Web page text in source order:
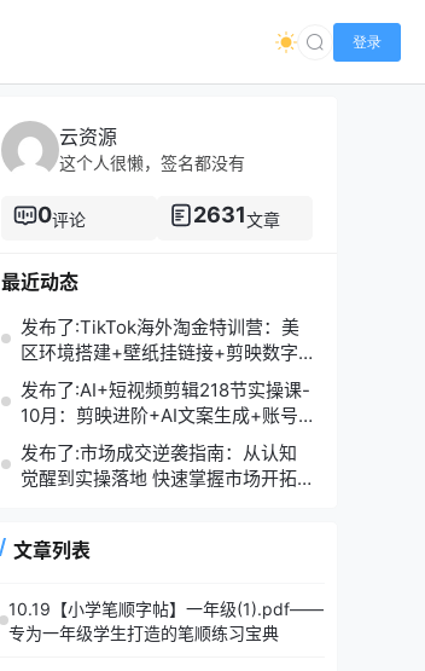
登录
云资源
这个人很懒，签名都没有
0评论 2631文章
最近动态
发布了:TikTok海外淘金特训营：美
区环境搭建+壁纸挂链接+剪映数字
人，月入1.5万
发布了:AI+短视频剪辑218节实操课-
10月：剪映进阶+AI文案生成+账号
运营，月入2万
发布了:市场成交逆袭指南：从认知
觉醒到实操落地 快速掌握市场开拓
文章列表
10.19【小学笔顺字帖】一年级(1).pdf——
专为一年级学生打造的笔顺练习宝典